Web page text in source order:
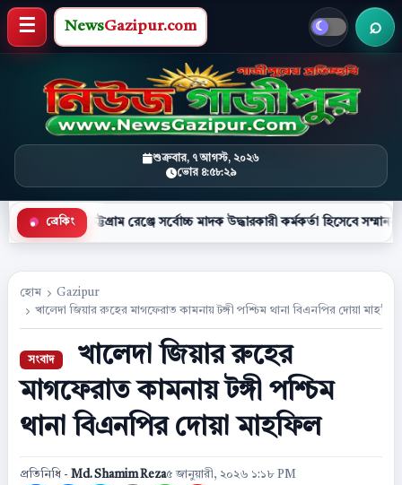
শুক্রবার, ৭ আগস্ট, ২০২৬
ভোর ৪:৫৮:৩০
মেনু খুলুন
NewsGazipur.com
● ব্রেকিং
রেঞ্জে সর্বোচ্চ মাদক উদ্ধারকারী কর্মকর্তা হিসেবে সম্মাননা পেলেন
হোম
Gazipur
খালেদা জিয়ার রুহের মাগফেরাত কামনায় টঙ্গী পশ্চিম থানা বিএনপির দোয়া মাহফিল
খালেদা জিয়ার রুহের
মাগফেরাত কামনায় টঙ্গী পশ্চিম
থানা বিএনপির দোয়া মাহফিল
প্রতিনিধি - Md. Shamim Reza৫ জানুয়ারী, ২০২৬ ১:১৮ PM